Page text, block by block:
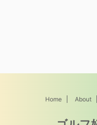
Home About